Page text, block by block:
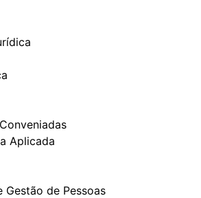
Aplicada
Gestão de Pessoas